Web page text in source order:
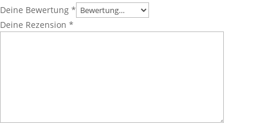
Deine Bewertung *
Deine Rezension *